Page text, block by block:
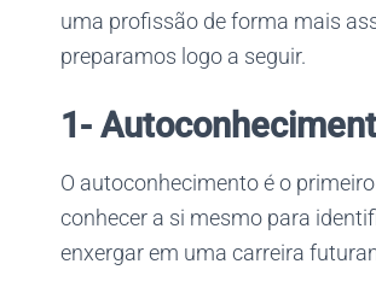
uma profissão de forma mais
preparamos logo a seguir.
1-
O autoconhecimento é o
conhecer a si mesmo para
enxergar em uma carreira